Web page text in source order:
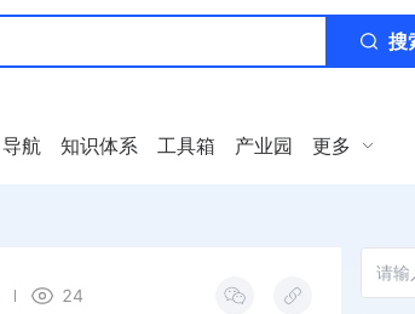
搜
导航 知识体系 工具箱 产业园 更多
24